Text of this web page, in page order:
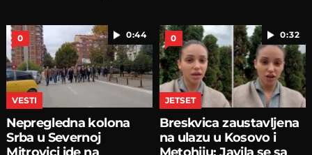
0:44
0
VESTI
Nepregledna kolona
Srba u Severnoj
Mitrovici ide na
0:32
0
JETSET
Breskvica zaustavljena
na ulazu u Kosovo i
Metohiju: Javila se sa